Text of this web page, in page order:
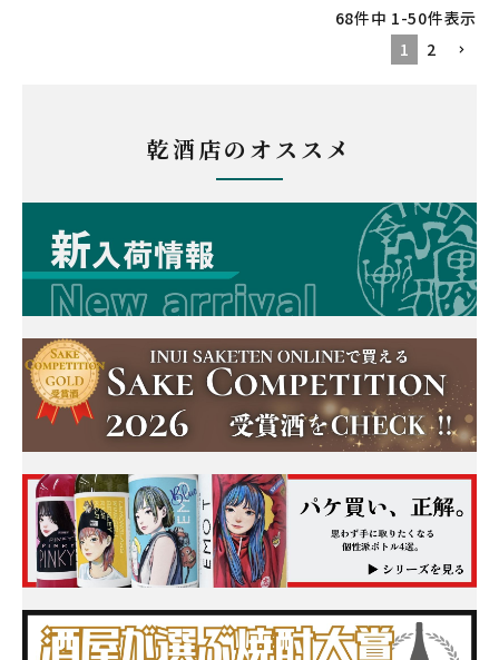
68件中 1-50件表示
1
2
乾酒店のオススメ